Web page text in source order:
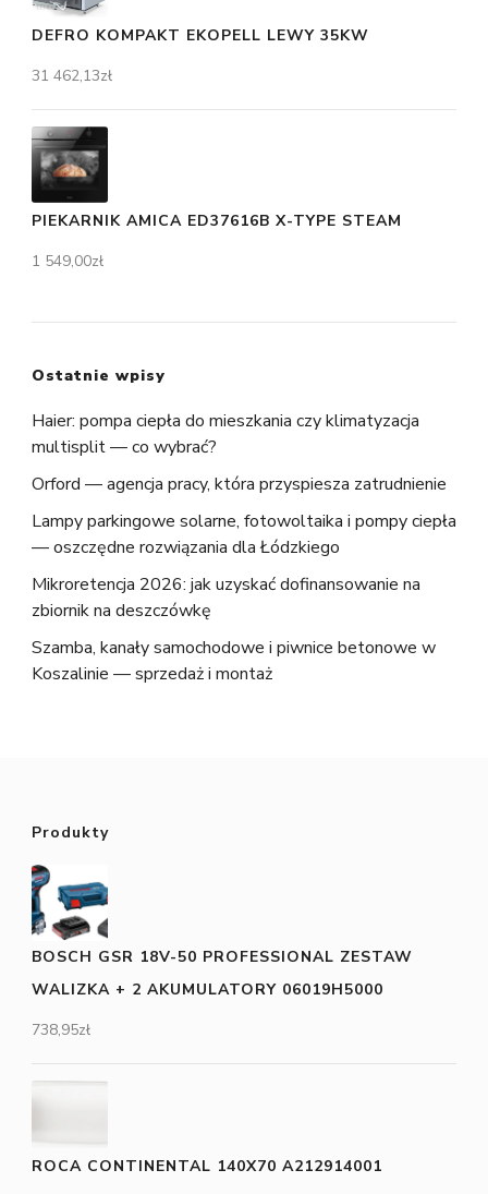
DEFRO KOMPAKT EKOPELL LEWY 35KW
31 462,13zł
PIEKARNIK AMICA ED37616B X-TYPE STEAM
1 549,00zł
Ostatnie wpisy
Haier: pompa ciepła do mieszkania czy klimatyzacja
multisplit — co wybrać?
Orford — agencja pracy, która przyspiesza zatrudnienie
Lampy parkingowe solarne, fotowoltaika i pompy ciepła
— oszczędne rozwiązania dla Łódzkiego
Mikroretencja 2026: jak uzyskać dofinansowanie na
zbiornik na deszczówkę
Szamba, kanały samochodowe i piwnice betonowe w
Koszalinie — sprzedaż i montaż
Produkty
BOSCH GSR 18V-50 PROFESSIONAL ZESTAW
WALIZKA + 2 AKUMULATORY 06019H5000
738,95zł
ROCA CONTINENTAL 140X70 A212914001